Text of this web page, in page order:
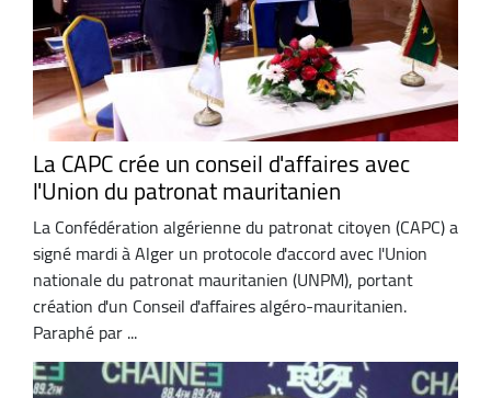
La CAPC crée un conseil d'affaires avec
l'Union du patronat mauritanien
La Confédération algérienne du patronat citoyen (CAPC) a
signé mardi à Alger un protocole d'accord avec l'Union
nationale du patronat mauritanien (UNPM), portant
création d'un Conseil d'affaires algéro-mauritanien.
Paraphé par ...